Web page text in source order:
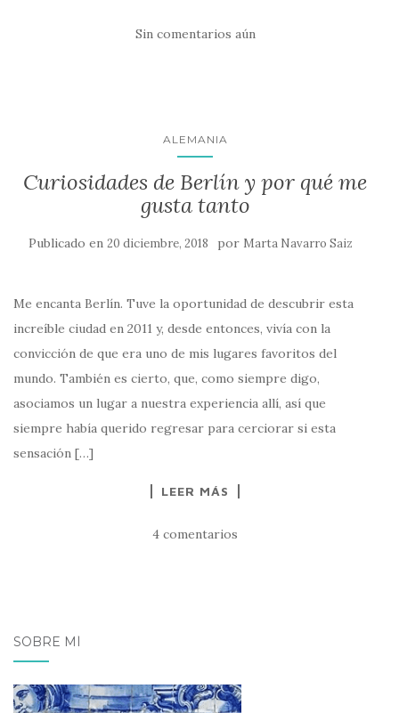
Sin comentarios aún
ALEMANIA
Curiosidades de Berlín y por qué me
gusta tanto
Publicado en 20 diciembre, 2018 por Marta Navarro Saiz
Me encanta Berlín. Tuve la oportunidad de descubrir esta
increíble ciudad en 2011 y, desde entonces, vivía con la
convicción de que era uno de mis lugares favoritos del
mundo. También es cierto, que, como siempre digo,
asociamos un lugar a nuestra experiencia allí, así que
siempre había querido regresar para cerciorar si esta
sensación […]
LEER MÁS
4 comentarios
SOBRE MÍ